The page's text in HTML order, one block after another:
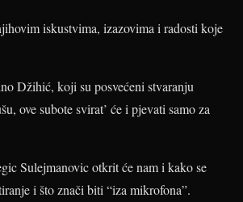
iskustvima, izazovima i radosti koje
Džihić, koji su posvećeni stvaranju
ove subote svirat’ će i pjevati samo za
Sulejmanovic otkrit će nam i kako se
i što znači biti “iza mikrofona”.